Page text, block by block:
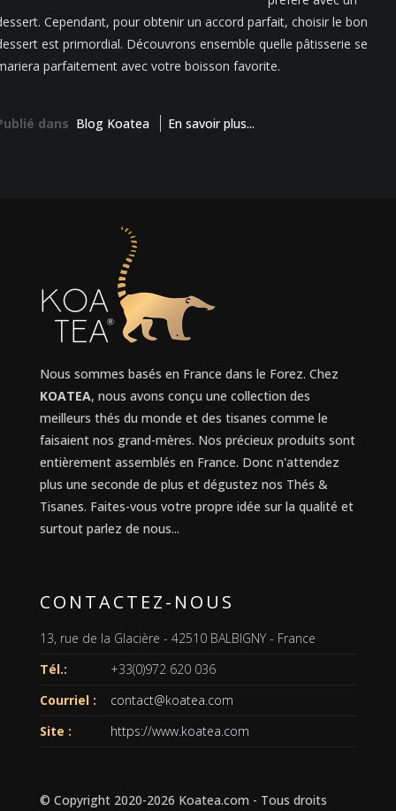
Cependant, pour obtenir un accord parfait, choisir le bon
est primordial. Découvrons ensemble quelle pâtisserie se
parfaitement avec votre boisson favorite.
dans Blog Koatea En savoir plus...
Nous sommes basés en France dans le Forez. Chez
KOATEA, nous avons conçu une collection des
meilleurs thés du monde et des tisanes comme le
faisaient nos grand-mères. Nos précieux produits sont
entièrement assemblés en France. Donc n'attendez
plus une seconde de plus et dégustez nos Thés &
Tisanes. Faites-vous votre propre idée sur la qualité et
surtout parlez de nous...
CONTACTEZ-NOUS
13, rue de la Glacière - 42510 BALBIGNY - France
Tél.:
+33(0)972 620 036
Courriel :
contact@koatea.com
Site :
https://www.koatea.com
© Copyright 2020-2026 Koatea.com - Tous droits